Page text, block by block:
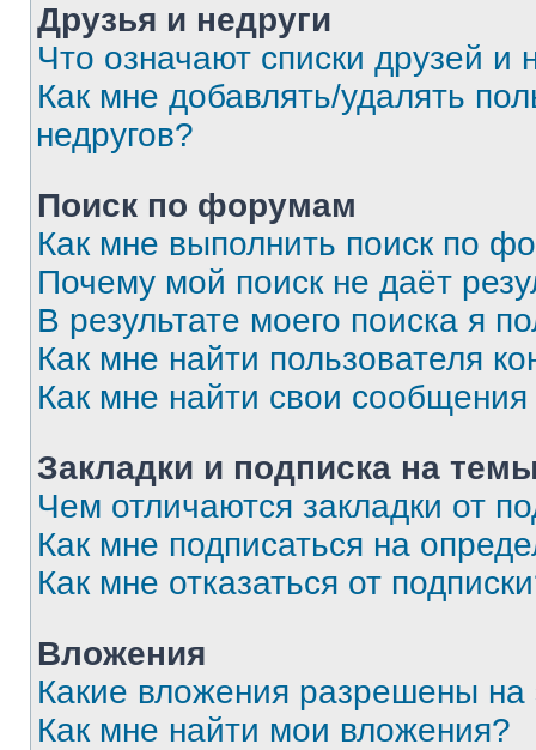
Друзья и недруги
Что означают списки друзей и
Как мне добавлять/удалять
недругов?
Поиск по форумам
Как мне выполнить поиск по
Почему мой поиск не даёт
В результате моего поиска я
Как мне найти пользователя
Как мне найти свои
Закладки и подписка на
Чем отличаются закладки от
Как мне подписаться на
Как мне отказаться от
Вложения
Какие вложения разрешены
Как мне найти мои вложения?